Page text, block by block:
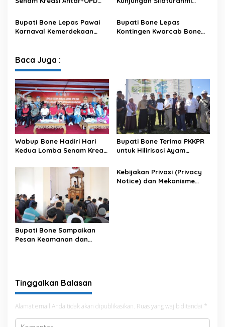
XIV/Hasanuddin
Bupati Bone Lepas Pawai
Karnaval Kemerdekaan
Bupati Bone Lepas
Kontingen Kwarcab Bone
Baca Juga :
Wabup Bone Hadiri Hari
Kedua Lomba Senam Kreasi
Bupati Bone Terima PKKPR
untuk Hilirisasi Ayam
Bupati Bone Sampaikan
Pesan Keamanan dan
Kebijakan Privasi (Privacy
Notice) dan Mekanisme
Tinggalkan Balasan
Alamat email Anda tidak akan dipublikasikan. Ruas yang wajib ditandai *